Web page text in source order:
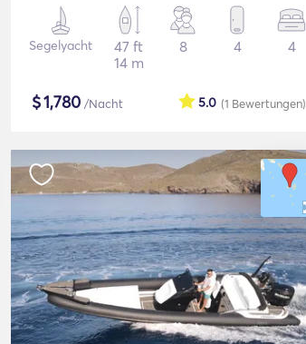
Segelyacht
47 ft
14 m
8 4 4
$1,780 /Nacht (1 Bewertungen)
5.0